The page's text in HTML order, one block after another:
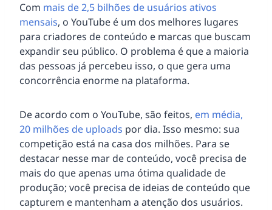
Com mais de 2,5 bilhões de usuários ativos
mensais, o YouTube é um dos melhores lugares
para criadores de conteúdo e marcas que buscam
expandir seu público. O problema é que a maioria
das pessoas já percebeu isso, o que gera uma
concorrência enorme na plataforma.
De acordo com o YouTube, são feitos, em média,
20 milhões de uploads por dia. Isso mesmo: sua
competição está na casa dos milhões. Para se
destacar nesse mar de conteúdo, você precisa de
mais do que apenas uma ótima qualidade de
produção; você precisa de ideias de conteúdo que
capturem e mantenham a atenção dos usuários.